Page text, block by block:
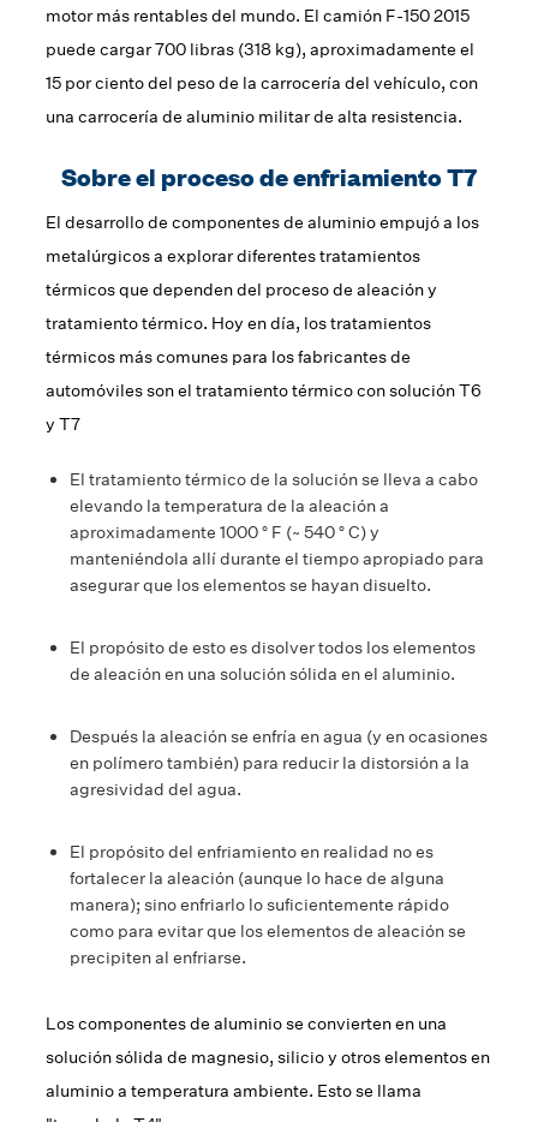
motor más rentables del mundo. El camión F-150 2015
puede cargar 700 libras (318 kg), aproximadamente el
15 por ciento del peso de la carrocería del vehículo, con
una carrocería de aluminio militar de alta resistencia.
Sobre el proceso de enfriamiento T7
El desarrollo de componentes de aluminio empujó a los
metalúrgicos a explorar diferentes tratamientos
térmicos que dependen del proceso de aleación y
tratamiento térmico. Hoy en día, los tratamientos
térmicos más comunes para los fabricantes de
automóviles son el tratamiento térmico con solución T6
y T7
El tratamiento térmico de la solución se lleva a cabo
elevando la temperatura de la aleación a
aproximadamente 1000 ° F (~ 540 ° C) y
manteniéndola allí durante el tiempo apropiado para
asegurar que los elementos se hayan disuelto.
El propósito de esto es disolver todos los elementos
de aleación en una solución sólida en el aluminio.
Después la aleación se enfría en agua (y en ocasiones
en polímero también) para reducir la distorsión a la
agresividad del agua.
El propósito del enfriamiento en realidad no es
fortalecer la aleación (aunque lo hace de alguna
manera); sino enfriarlo lo suficientemente rápido
como para evitar que los elementos de aleación se
precipiten al enfriarse.
Los componentes de aluminio se convierten en una
solución sólida de magnesio, silicio y otros elementos en
aluminio a temperatura ambiente. Esto se llama